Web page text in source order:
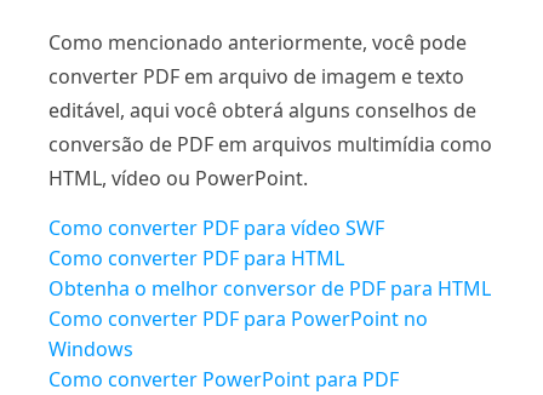
Como mencionado anteriormente, você pode
converter PDF em arquivo de imagem e texto
editável, aqui você obterá alguns conselhos de
conversão de PDF em arquivos multimídia como
HTML, vídeo ou PowerPoint.
Como converter PDF para vídeo SWF
Como converter PDF para HTML
Obtenha o melhor conversor de PDF para HTML
Como converter PDF para PowerPoint no
Windows
Como converter PowerPoint para PDF